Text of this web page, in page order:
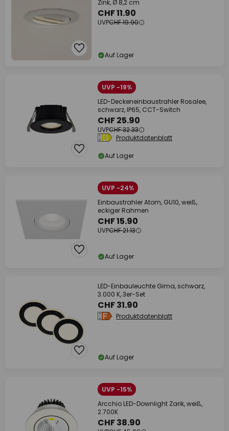
Zink, Ø 8,2 cm
CHF 11.90
UVPCHF 19.90
Auf Lager
UVP -19%
LED-Deckeneinbaustrahler Rosalee,
schwarz, IP65, CCT-Switch
CHF 25.90
UVPCHF 32.33
Produktdatenblatt
Auf Lager
UVP -24%
Einbaustrahler Atom, GU10, weiß,
eckiger Rahmen
CHF 15.90
UVPCHF 21.13
Auf Lager
LED-Einbauleuchte Gima, schwarz,
3.000 K, 3er-Set
CHF 31.90
Produktdatenblatt
Auf Lager
UVP -15%
Arcchio LED-Downlight Zarik, weiß,
2.700K
CHF 38.90